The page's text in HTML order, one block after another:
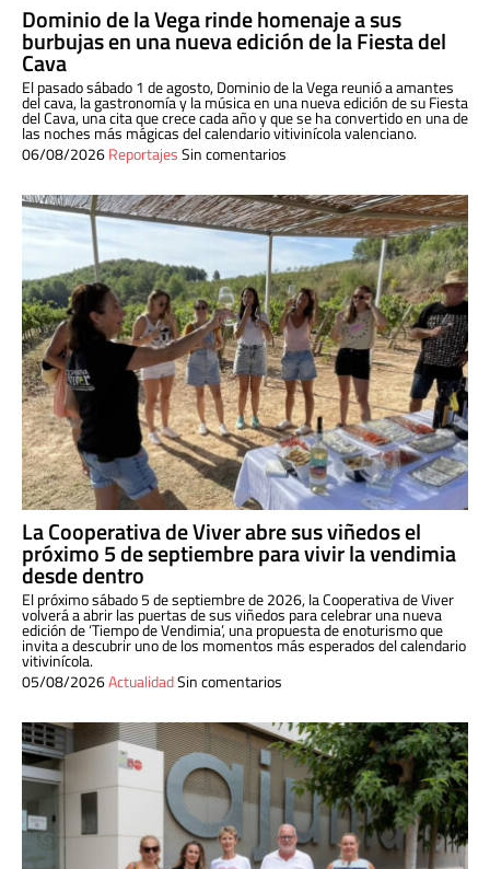
Dominio de la Vega rinde homenaje a sus
burbujas en una nueva edición de la Fiesta del
Cava
El pasado sábado 1 de agosto, Dominio de la Vega reunió a amantes
del cava, la gastronomía y la música en una nueva edición de su Fiesta
del Cava, una cita que crece cada año y que se ha convertido en una de
las noches más mágicas del calendario vitivinícola valenciano.
06/08/2026ReportajesSin comentarios
La Cooperativa de Viver abre sus viñedos el
próximo 5 de septiembre para vivir la vendimia
desde dentro
El próximo sábado 5 de septiembre de 2026, la Cooperativa de Viver
volverá a abrir las puertas de sus viñedos para celebrar una nueva
edición de ‘Tiempo de Vendimia’, una propuesta de enoturismo que
invita a descubrir uno de los momentos más esperados del calendario
vitivinícola.
05/08/2026ActualidadSin comentarios